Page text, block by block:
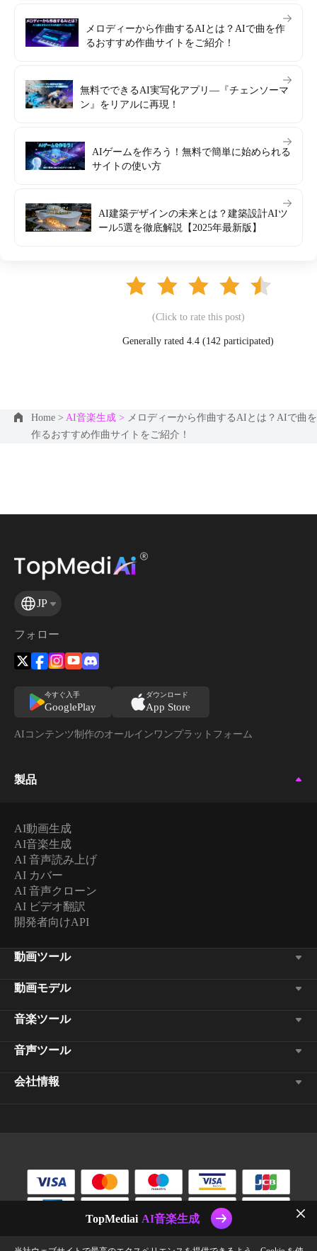
メロディーから作曲するAIとは？AIで曲を作
るおすすめ作曲サイトをご紹介！
無料でできるAI実写化アプリ―『チェンソーマ
ン』をリアルに再現！
AIゲームを作ろう！無料で簡単に始められる
サイトの使い方
AI建築デザインの未来とは？建築設計AIツ
ール5選を徹底解説【2025年最新版】
(Click to rate this post)
Generally rated 4.4 (142 participated)
Home > AI音楽生成 > メロディーから作曲するAIとは？AIで曲を
作るおすすめ作曲サイトをご紹介！
JP
フォロー
今すぐ入手
GooglePlay
ダウンロード
App Store
AIコンテンツ制作のオールインワンプラットフォーム
製品
AI動画生成
AI音楽生成
AI 音声読み上げ
AI カバー
AI 音声クローン
AI ビデオ翻訳
開発者向けAPI
動画ツール
動画モデル
音楽ツール
音声ツール
会社情報
TopMediai AI音楽生成